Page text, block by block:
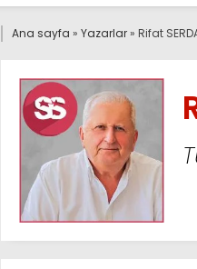
Ana sayfa » Yazarlar» Rifat